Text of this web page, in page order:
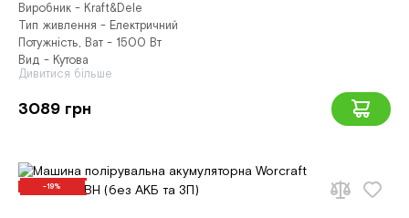
Виробник - Kraft&Dele
Тип живлення - Електричний
Потужність, Ват - 1500 Вт
Вид - Кутова
Дивитися більше
3089 грн
-19%